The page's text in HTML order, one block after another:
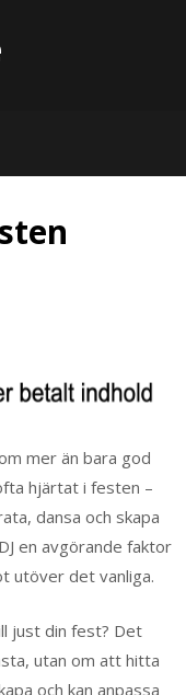
mer än bara god
hjärtat i festen –
dansa och skapa
en avgörande faktor
utöver det vanliga.
just din fest? Det
utan om att hitta
och kan anpassa